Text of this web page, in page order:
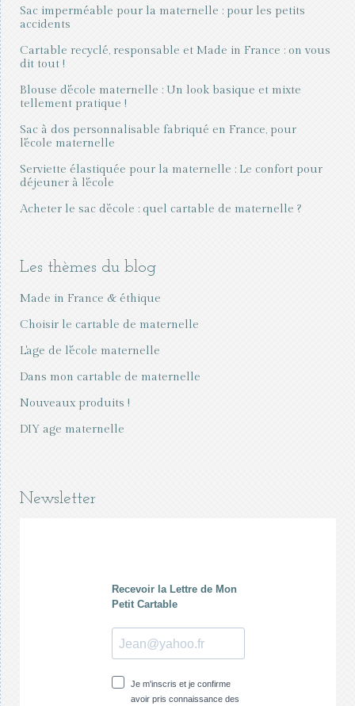
Sac imperméable pour la maternelle : pour les petits
accidents
Cartable recyclé, responsable et Made in France : on vous
dit tout !
Blouse d'école maternelle : Un look basique et mixte
tellement pratique !
Sac à dos personnalisable fabriqué en France, pour
l'école maternelle
Serviette élastiquée pour la maternelle : Le confort pour
déjeuner à l'école
Acheter le sac d’école : quel cartable de maternelle ?
Les thèmes du blog
Made in France & éthique
Choisir le cartable de maternelle
L'age de l'école maternelle
Dans mon cartable de maternelle
Nouveaux produits !
DIY age maternelle
Newsletter